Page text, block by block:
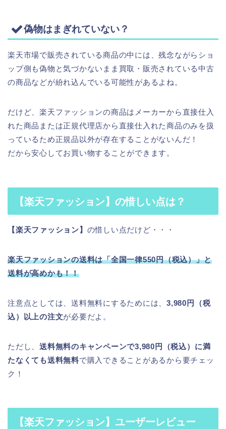
偽物は まぎれていない？
楽天市場で販売されている商品の中には、残念ながらショ
ップ側も偽物と気づかないまま買取・販売されている中古
の商品などが紛れ込んでいる可能性があるよね。
だけど、楽天ファッションの商品はメーカーから直接仕入
れた商品または正規代理店から直接仕入れた商品のみを扱
っているため正規品以外が存在することがないんだ！
だから安心してお買い物することができます。
【楽天ファッション】の惜しい点は？
【楽天ファッション】 の惜しい点だけど・・・
楽天ファッションの送料は「全国一律550円（税込）」と
送料が高めかも！！
注意点としては、送料無料にするためには、3,980円（税
込）以上の注文が必要だよ。
ただし、送料無料のキャンペーンで3,980円（税込）に満
たなくても送料無料で購入できることがあるから要チェッ
ク！
【楽天ファッション】ユーザーレビュー